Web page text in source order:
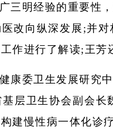
三明经验的重要性
改向纵深发展;并
作进行了解读;王芳
康委卫生发展研究
层卫生协会副会
建慢性病一体化诊